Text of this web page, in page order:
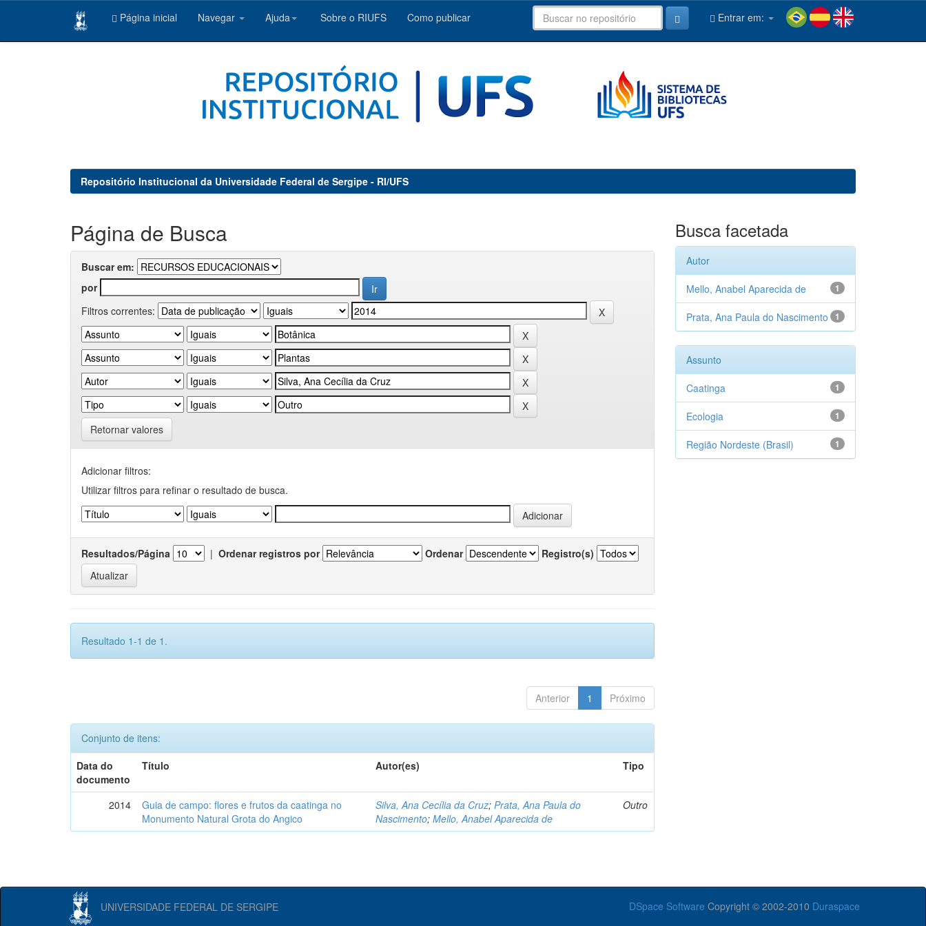
Página inicial Navegar Ajuda Sobre o RIUFS Como publicar Entrar em:
Repositório Institucional da Universidade Federal de Sergipe - RI/UFS
Página de Busca
Buscar em:
por
Filtros correntes:
Retornar valores
Adicionar filtros:
Utilizar filtros para refinar o resultado de busca.
Resultados/Página | Ordenar registros por Ordenar Registro(s)
Resultado 1-1 de 1.
Anterior 1 Próximo
Conjunto de itens:
Data do
documento
Título Autor(es) Tipo
2014
Guia de campo: flores e frutos da caatinga no
Monumento Natural Grota do Angico
Silva, Ana Cecília da Cruz;Prata, Ana Paula do
Nascimento;Mello, Anabel Aparecida de
Outro
Busca facetada
Autor
1
Mello, Anabel Aparecida de
1
Prata, Ana Paula do Nascimento
Assunto
1
Caatinga
1
Ecologia
1
Região Nordeste (Brasil)
UNIVERSIDADE FEDERAL DE SERGIPE DSpace Software Copyright © 2002-2010 Duraspace